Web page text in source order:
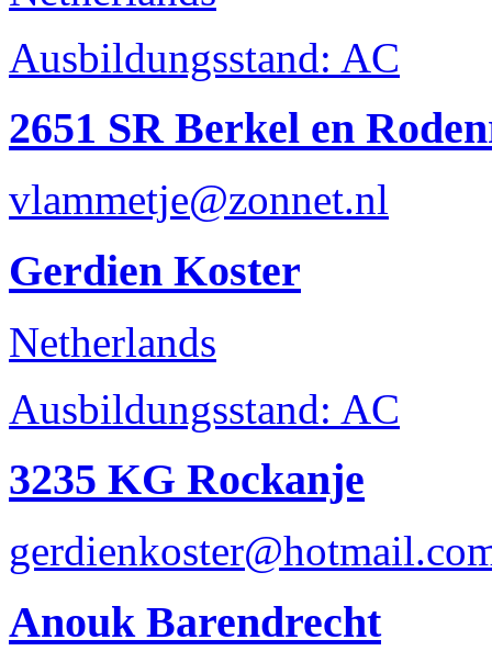
Ausbildungsstand: AC
2651 SR Berkel en
vlammetje@zonnet.nl
Gerdien Koster
Netherlands
Ausbildungsstand: AC
3235 KG Rockanje
Anouk Barendrecht